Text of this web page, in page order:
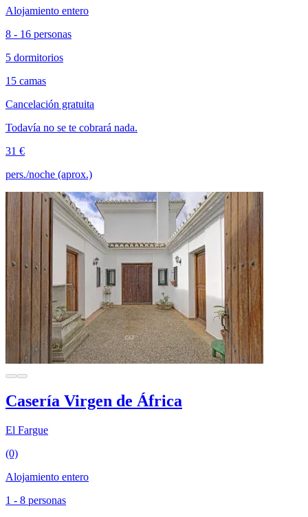
Alojamiento entero
8 - 16 personas
5 dormitorios
15 camas
Cancelación gratuita
Todavía no se te cobrará nada.
31 €
pers./noche (aprox.)
Casería Virgen de África
El Fargue
(0)
Alojamiento entero
1 - 8 personas